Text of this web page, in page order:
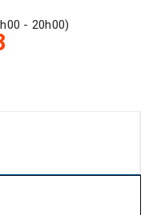
- 20h00)